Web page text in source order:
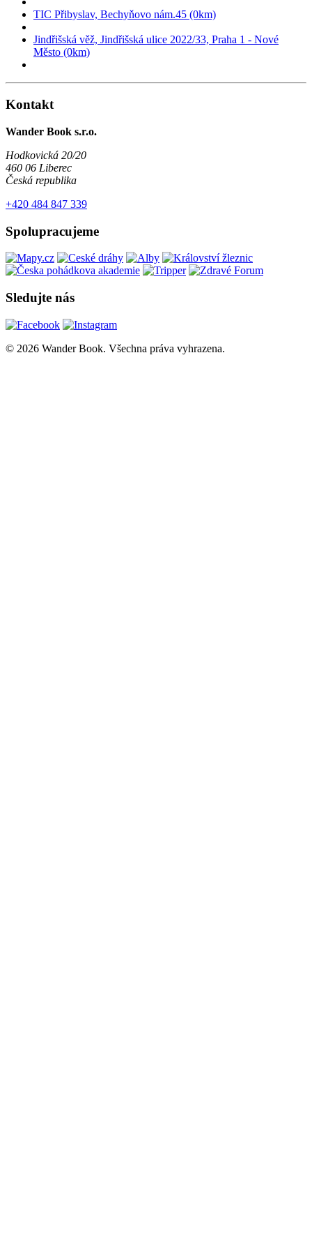
TIC Přibyslav, Bechyňovo nám.45 (0km)
Jindřišská věž, Jindřišská ulice 2022/33, Praha 1 - Nové
Město (0km)
Kontakt
Wander Book s.r.o.
Hodkovická 20/20
460 06 Liberec
Česká republika
+420 484 847 339
Spolupracujeme
Sledujte nás
© 2026 Wander Book. Všechna práva vyhrazena.